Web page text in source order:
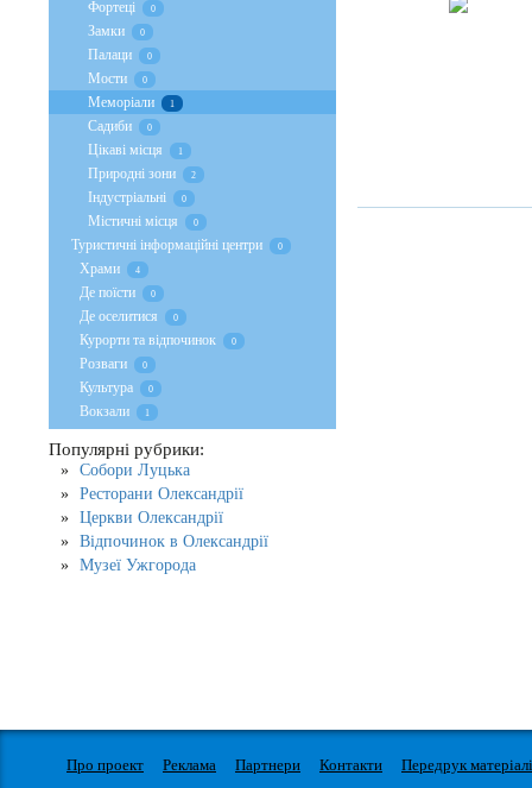
Фортеці 0
Замки 0
Палаци 0
Мости 0
Меморіали 1
Садиби 0
Цікаві місця 1
Природні зони 2
Індустріальні 0
Містичні місця 0
Туристичні інформаційні центри 0
Храми 4
Де поїсти 0
Де оселитися 0
Курорти та відпочинок 0
Розваги 0
Культура 0
Вокзали 1
Популярні рубрики:
Собори Луцька
Ресторани Олександрії
Церкви Олександрії
Відпочинок в Олександрії
Музеї Ужгорода
Про проект Реклама Партнери Контакти
Передрук